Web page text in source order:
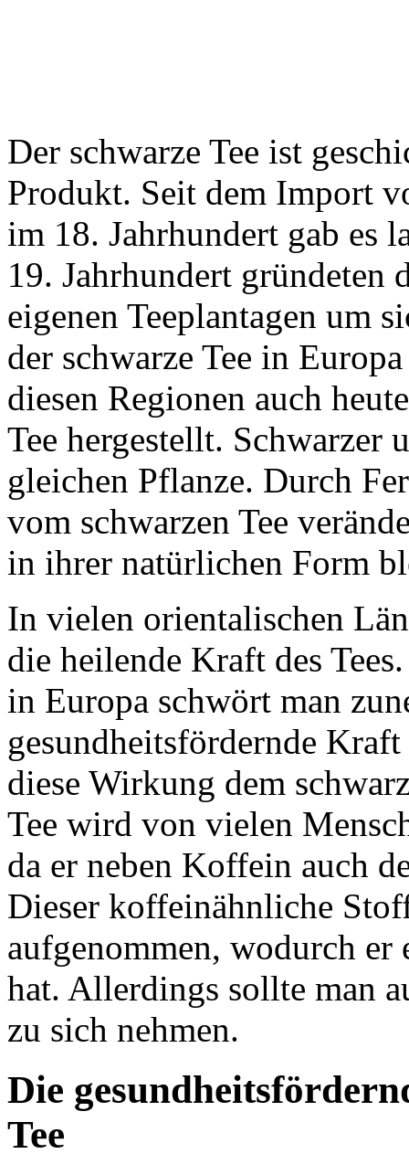
Der schwarze Tee ist
Produkt. Seit dem Import
im 18. Jahrhundert gab es
19. Jahrhundert
eigenen Teeplantagen um
der schwarze Tee in
diesen Regionen auch
Tee hergestellt. Schwarzer
gleichen Pflanze. Durch
vom schwarzen Tee
in ihrer natürlichen Form
In vielen orientalischen
die heilende Kraft des
in Europa schwört man
gesundheitsfördernde
diese Wirkung dem
Tee wird von vielen
da er neben Koffein auch
Dieser koffeinähnliche
aufgenommen, wodurch
hat. Allerdings sollte man
zu sich nehmen.
Die
Tee